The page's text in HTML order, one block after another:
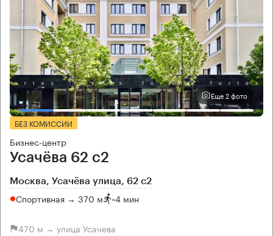
Еще 2 фото
БЕЗ КОМИССИИ
Бизнес-центр
Усачёва 62 с2
Москва, Усачёва улица, 62 с2
Спортивная → 370 м ~4 мин
470 м → улица Усачева